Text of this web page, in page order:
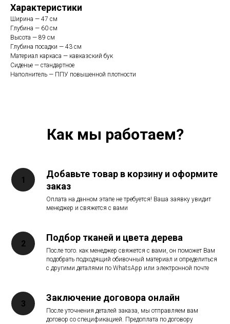
Характеристики
Ширина — 47 см
Глубина — 60 см
Высота — 89 см
Глубина посадки — 43 см
Материал каркаса — кавказский бук
Сиденье — стандартное
Наполнитель — ППУ повышенной плотности
Как мы работаем?
Добавьте товар в корзину и оформите
заказ
Оплата на данном этапе не требуется! Ваша заявку увидит
менеджер и свяжется с вами
Подбор тканей и цвета дерева
После того. как менеджер свяжется с вами, он поможет Вам
подобрать подходящий обивочный материал и определиться
с другими деталями по WhatsApp или электронной почте
Заключение договора онлайн
После уточнения деталей заказа, мы отправляем вам
договор со спецификацией. Предоплата по договору